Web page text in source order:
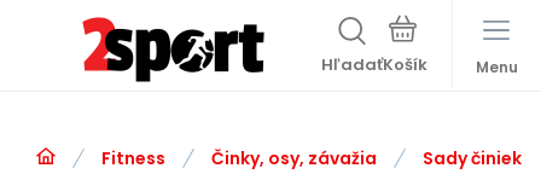
Hľadať Menu
Fitness Činky, osy, závažia
Sady činiek